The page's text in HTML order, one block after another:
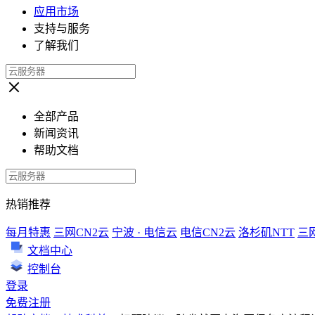
应用市场
支持与服务
了解我们
全部产品
新闻资讯
帮助文档
热销推荐
每月特惠 三网CN2云 宁波 · 电信云 电信CN2云 洛杉矶NTT 三
文档中心
控制台
登录
免费注册